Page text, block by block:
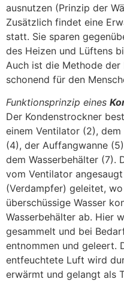
ausnutzen (Prinzip der
Zusätzlich findet eine
statt. Sie sparen
des Heizen und Lüftens
Auch ist die Methode
schonend für den
Funktionsprinzip eines
Der Kondenstrockner
einem Ventilator (2),
(4), der Auffangwanne
dem Wasserbehälter (7).
vom Ventilator
(Verdampfer) geleitet,
überschüssige Wasser
Wasserbehälter ab. Hier
gesammelt und bei
entnommen und geleert.
entfeuchtete Luft wird
erwärmt und gelangt als